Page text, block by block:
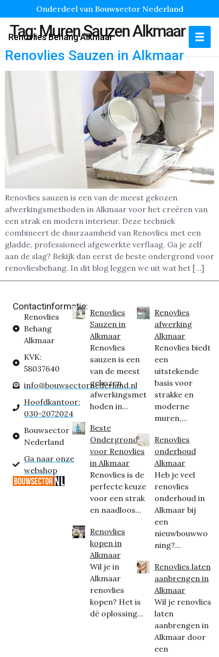
Onderdeel van Bouwsector Nederland
Renovlies Behang Alkmaar
Tag:Muren Sauzen Alkmaar
Renovlies Sauzen in Alkmaar
Renovlies sauzen is een van de meest gekozen
afwerkingsmethoden in Alkmaar voor het creëren van
een strak en modern interieur. Deze techniek
combineert de duurzaamheid van Renovlies met een
gladde, professioneel afgewerkte verflaag. Ga je zelf
aan de slag? Bekijk dan eerst de beste ondergrond voor
renovliesbehang. In dit blog leggen we uit wat het […]
Contactinformatie:
Renovlies
Behang
Alkmaar
KVK:
58037640
info@bouwsectornederland.nl
Hoofdkantoor:
030-2072024
Bouwsector
Nederland
Ga naar onze
webshop
Renovlies
Sauzen in
Alkmaar
Renovlies
sauzen is een
van de meest
gekozen
afwerkingsmet
hoden in...
Beste
Ondergrond
voor Renovlies
in Alkmaar
Renovlies is de
perfecte keuze
voor een strak
en naadloos...
Renovlies
kopen in
Alkmaar
Wil je in
Alkmaar
renovlies
kopen? Het is
dé oplossing...
Renovlies
afwerking
Alkmaar
Renovlies biedt
een
uitstekende
basis voor
strakke en
moderne
muren,...
Renovlies
onderhoud
Alkmaar
Heb je veel
renovlies
onderhoud in
Alkmaar bij
een
nieuwbouwwo
ning?...
Renovlies laten
aanbrengen in
Alkmaar
Wil je renovlies
laten
aanbrengen in
Alkmaar door
een